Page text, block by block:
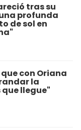
tras su
profunda
de sol en
con Oriana
la
llegue"